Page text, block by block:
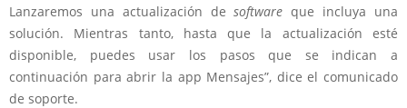
Lanzaremos una actualización desoftware que incluya una
solución. Mientras tanto, hasta que la actualización esté
disponible, puedes usar los pasos que se indican a
continuación para abrir la app Mensajes”, dice el comunicado
de soporte.